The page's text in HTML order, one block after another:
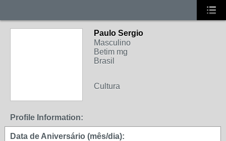
Paulo Sergio
Masculino
Betim mg
Brasil
Cultura
Profile Information:
Data de Aniversário (mês/dia):